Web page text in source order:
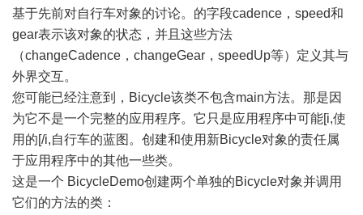
基于先前对自行车对象的讨论。的字段cadence，speed和
gear表示该对象的状态，并且这些方法
（changeCadence，changeGear，speedUp等）定义其与
外界交互。
您可能已经注意到，Bicycle该类不包含main方法。那是因
为它不是一个完整的应用程序。它只是应用程序中可能[i,使
用的[/i,自行车的蓝图。创建和使用新Bicycle对象的责任属
于应用程序中的其他一些类。
这是一个 BicycleDemo创建两个单独的Bicycle对象并调用
它们的方法的类：